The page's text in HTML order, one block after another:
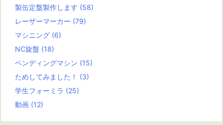
製缶定盤製作します (58)
レーザーマーカー (79)
マシニング (6)
NC旋盤 (18)
ベンディングマシン (15)
ためしてみました！ (3)
学生フォーミラ (25)
動画 (12)